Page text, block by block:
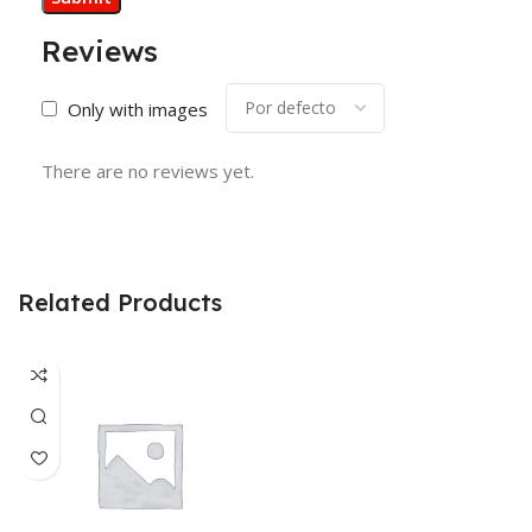
Reviews
Only with images
There are no reviews yet.
Related Products